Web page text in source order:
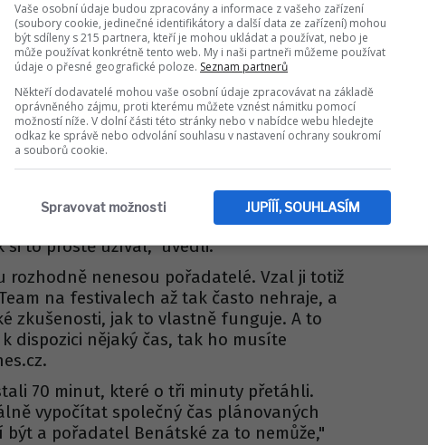
ČESKÉ CELEBRITY
Libora Boučka na
"A teď ta
sv**ě..."
interpret nic nevyčítal. "Po
Paľem, abychom si vše ujasnili – a byl
se nechal strhnout atmosférou, protože
vůbec nesledoval čas a myslel si navíc, že
to prostě užíval," uvedli.
rozhodně nenesou pořadatelé. Vzal ji totiž
na festivalech až tak často nehraje, a
zkušenosti, jak to vlastně funguje. A to
dispozici nějaký čas, tak ho musíte
70 minut, které o tři minuty přetáhli.
vypočítat společný čas plánovaných
být a pořadatel Benátské za to nemůže,"
Vaše osobní údaje budou zpracovány a informace z vašeho zařízení
(soubory cookie, jedinečné identifikátory a další data ze zařízení) mohou
být sdíleny s 215 partnera, kteří je mohou ukládat a používat, nebo je
může používat konkrétně tento web. My i naši partneři můžeme používat
údaje o přesné geografické poloze. Seznam partnerů
Někteří dodavatelé mohou vaše osobní údaje zpracovávat na základě
oprávněného zájmu, proti kterému můžete vznést námitku pomocí
možností níže. V dolní části této stránky nebo v nabídce webu hledejte
odkaz ke správě nebo odvolání souhlasu v nastavení ochrany soukromí
a souborů cookie.
JUPÍÍÍ, SOUHLASÍM
Spravovat možnosti